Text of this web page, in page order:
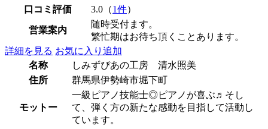
口コミ評価 3.0（1件）
営業案内
随時受付ます。
繁忙期はお待ち頂くことあります。
詳細を見る お気に入り追加
名称
しみずぴあの工房 清水照美
住所
群馬県伊勢崎市堀下町
モットー
一級ピアノ技能士◎ピアノが喜ぶ♬そし
て、弾く方の新たな感動を目指して活動し
ています。